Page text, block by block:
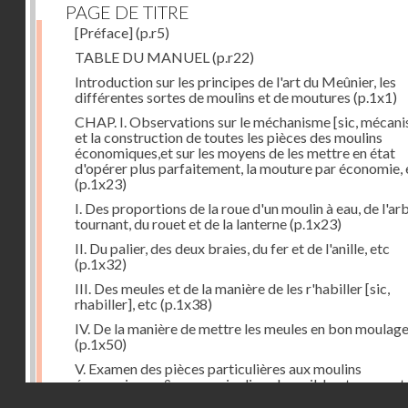
PAGE DE TITRE
[Préface](p.r5)
TABLE DU MANUEL (p.r22)
Introduction sur les principes de l'art du Meûnier, les
différentes sortes de moulins et de moutures (p.1x1)
CHAP. I. Observations sur le méchanisme [sic,
et la construction de toutes les pièces des moulins
économiques,et sur les moyens de les mettre en état
d'opérer plus parfaitement, la mouture par économie,
(p.1x23)
I. Des proportions de la roue d'un moulin à eau, de
tournant, du rouet et de la lanterne(p.1x23)
II. Du palier, des deux braies, du fer et de l'anille, etc
(p.1x32)
III. Des meules et de la manière de les r'habiller [sic,
rhabiller], etc (p.1x38)
IV. De la manière de mettre les meules en bon moulage
(p.1x50)
V. Examen des pièces particulières aux moulins
économiques, & en premier lieu, des cribles, tarares et